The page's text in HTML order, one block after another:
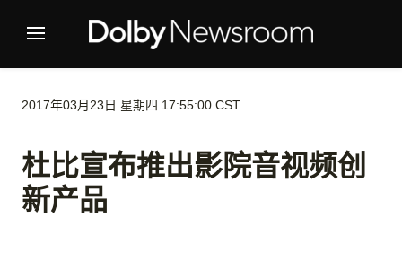
2017年03月23日 星期四 17:55:00 CST
杜比宣布推出影院音视频创
新产品